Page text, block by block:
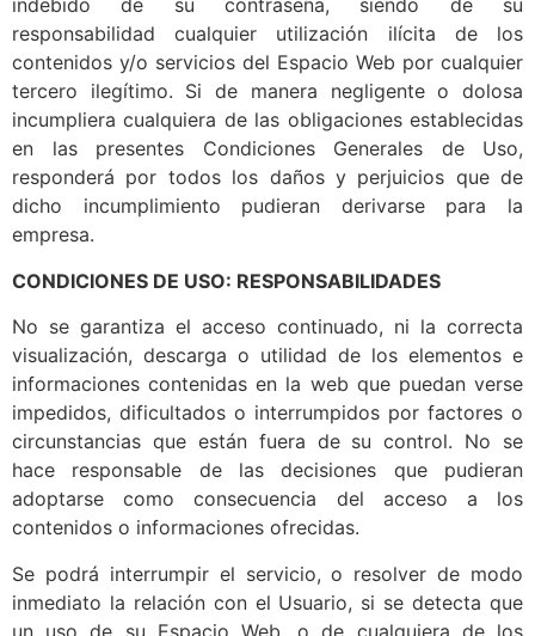
indebido de su contraseña, siendo de su
responsabilidad cualquier utilización ilícita de los
contenidos y/o servicios del Espacio Web por cualquier
tercero ilegítimo. Si de manera negligente o dolosa
incumpliera cualquiera de las obligaciones establecidas
en las presentes Condiciones Generales de Uso,
responderá por todos los daños y perjuicios que de
dicho incumplimiento pudieran derivarse para la
empresa.
CONDICIONES DE USO: RESPONSABILIDADES
No se garantiza el acceso continuado, ni la correcta
visualización, descarga o utilidad de los elementos e
informaciones contenidas en la web que puedan verse
impedidos, dificultados o interrumpidos por factores o
circunstancias que están fuera de su control. No se
hace responsable de las decisiones que pudieran
adoptarse como consecuencia del acceso a los
contenidos o informaciones ofrecidas.
Se podrá interrumpir el servicio, o resolver de modo
inmediato la relación con el Usuario, si se detecta que
un uso de su Espacio Web, o de cualquiera de los